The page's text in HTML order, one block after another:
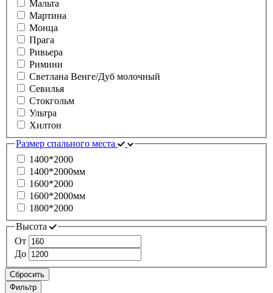
Мальта
Мартина
Монца
Прага
Ривьера
Римини
Светлана Венге/Дуб молочный
Севилья
Стокгольм
Ультра
Хилтон
Размер спального места
1400*2000
1400*2000мм
1600*2000
1600*2000мм
1800*2000
Высота
От
До
Сбросить
Фильтр